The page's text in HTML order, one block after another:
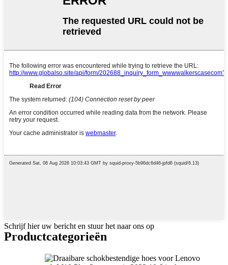
Schrijf hier uw bericht en stuur het naar ons op
Productcategorieën